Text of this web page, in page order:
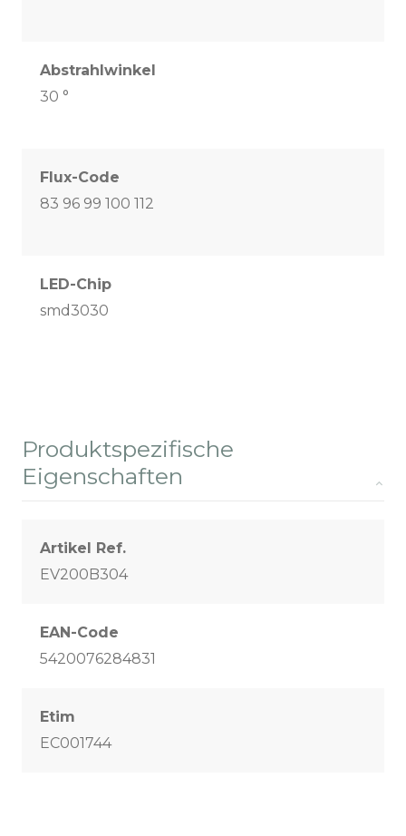
Abstrahlwinkel
30 °
Flux-Code
83 96 99 100 112
LED-Chip
smd3030
Produktspezifische
Eigenschaften
Artikel Ref.
EV200B304
EAN-Code
5420076284831
Etim
EC001744